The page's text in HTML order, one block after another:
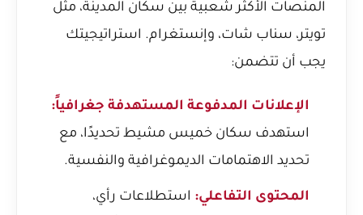
المنصات الأكثر شعبية بين سكان المدينة، مثل
تويتر، سناب شات، وإنستغرام. استراتيجيتك
يجب أن تتضمن:
الإعلانات المدفوعة المستهدفة جغرافياً:
استهدف سكان خميس مشيط تحديدًا، مع
تحديد الاهتمامات الديموغرافية والنفسية.
المحتوى التفاعلي: استطلاعات رأي،